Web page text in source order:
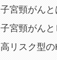
子宮頸がんと
子宮頸がん
高リスク型